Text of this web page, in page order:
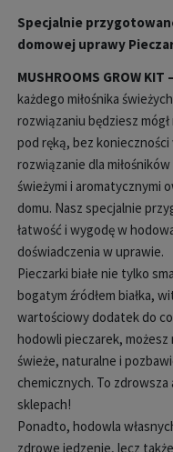
Specjalnie
domowej uprawy
MUSHROOMS GROW
każdego miłośnika
rozwiązaniu będziesz
pod ręką, bez
rozwiązanie dla
świeżymi i aromatycznymi
domu. Nasz specjalnie
łatwość i wygodę w
doświadczenia w uprawie.
Pieczarki białe nie tylko
bogatym źródłem białka,
wartościowy dodatek do
hodowli pieczarek,
świeże, naturalne i
chemicznych. To
sklepach!
Ponadto, hodowla
zdrowe jedzenie, lecz